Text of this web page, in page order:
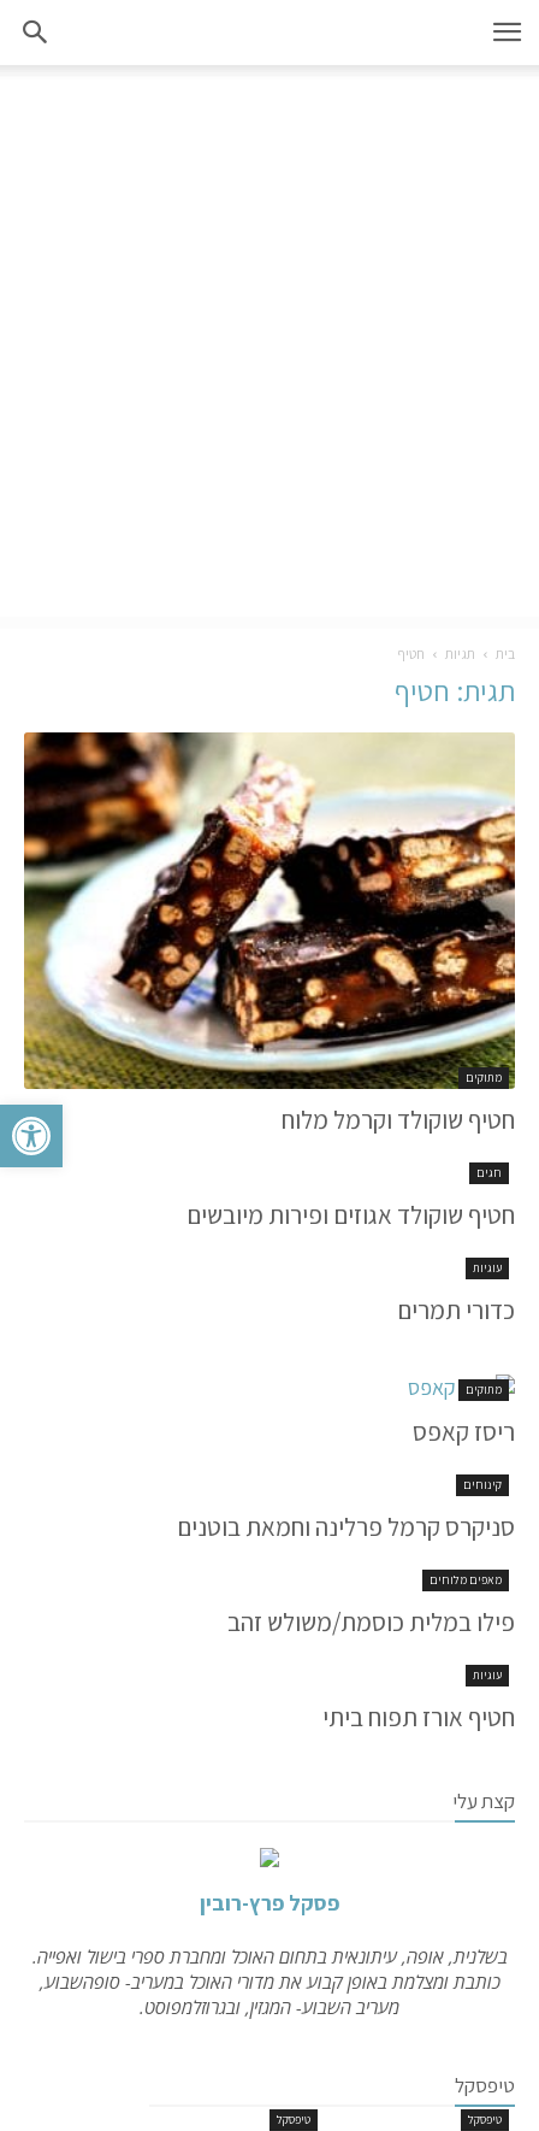
פתח
בית תגיות חטיף
תגית: חטיף
מתוקים
חטיף שוקולד וקרמל מלוח
חגים
חטיף שוקולד אגוזים ופירות מיובשים
עוגיות
כדורי תמרים
מתוקים
ריסז קאפס
קינוחים
סניקרס קרמל פרלינה וחמאת בוטנים
מאפים מלוחים
פילו במלית כוסמת/משולש זהב
עוגיות
חטיף אורז תפוח ביתי
קצת עלי
פסקל פרץ-רובין
בשלנית, אופה, עיתונאית בתחום האוכל ומחברת ספרי בישול ואפייה.
כותבת ומצלמת באופן קבוע את מדורי האוכל במעריב- סופהשבוע,
מעריב השבוע- המגזין, ובגרוזלמפוסט.
טיפסקל
טיפסקל טיפסקל